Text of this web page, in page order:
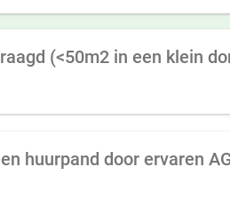
(<50m2 in een klein
huurpand door ervaren